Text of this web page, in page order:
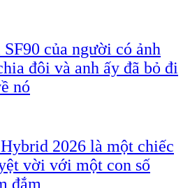
của người có ảnh
đôi và anh ấy đã bỏ đi
nó
2026 là một chiếc
vời với một con số
đắm